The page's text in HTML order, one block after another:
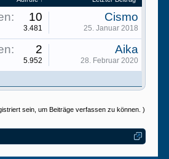
10
3.481
Cismo
25. Januar 2018
2
5.952
Aika
28. Februar 2020
sein, um Beiträge verfassen zu können. )